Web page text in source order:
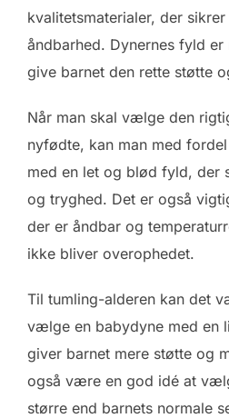
kvalitetsmaterialer, der
åndbarhed. Dynernes fyld
give barnet den rette støtte
Når man skal vælge den
nyfødte, kan man med
med en let og blød fyld, der
og tryghed. Det er også
der er åndbar og
ikke bliver overophedet.
Til tumling-alderen kan det
vælge en babydyne med en
giver barnet mere støtte og
også være en god idé at
større end barnets normale